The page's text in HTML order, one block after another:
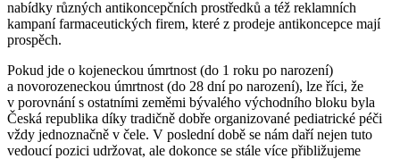
nabídky různých antikoncepčních prostředků a též reklamních
kampaní farmaceutických firem, které z prodeje antikoncepce mají
prospěch.
Pokud jde o kojeneckou úmrtnost (do 1 roku po narození)
a novorozeneckou úmrtnost (do 28 dní po narození), lze říci, že
v porovnání s ostatními zeměmi bývalého východního bloku byla
Česká republika díky tradičně dobře organizované pediatrické péči
vždy jednoznačně v čele. V poslední době se nám daří nejen tuto
vedoucí pozici udržovat, ale dokonce se stále více přibližujeme